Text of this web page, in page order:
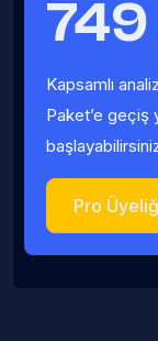
749
Kapsamlı
Paket’e geçiş
Pro